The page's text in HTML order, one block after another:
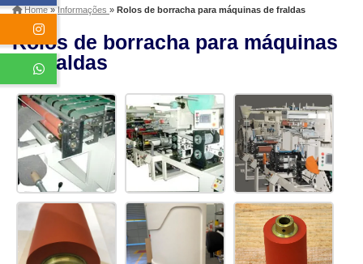
Home»Informações » Rolos de borracha para máquinas de fraldas
Rolos de borracha para máquinas
de fraldas